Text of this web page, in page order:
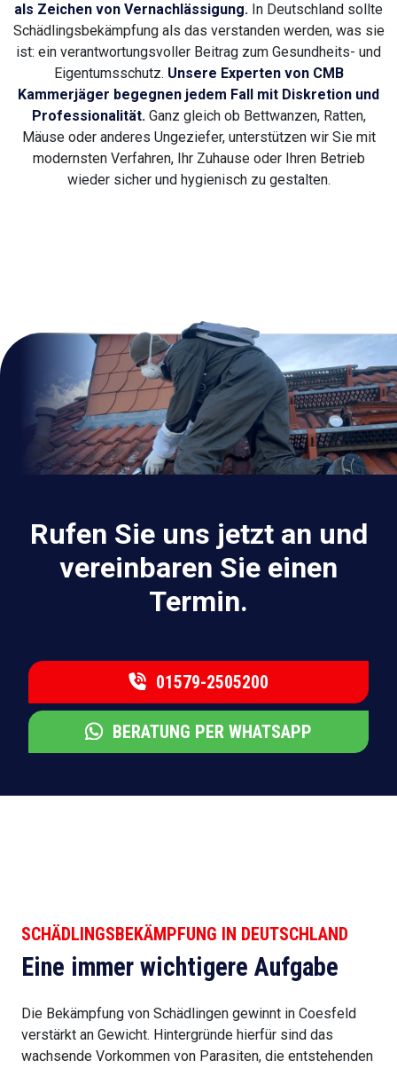
als Zeichen von Vernachlässigung. In Deutschland sollte
Schädlingsbekämpfung als das verstanden werden, was sie
ist: ein verantwortungsvoller Beitrag zum Gesundheits- und
Eigentumsschutz. Unsere Experten von CMB
Kammerjäger begegnen jedem Fall mit Diskretion und
Professionalität.Ganz gleich ob Bettwanzen, Ratten,
Mäuse oder anderes Ungeziefer, unterstützen wir Sie mit
modernsten Verfahren, Ihr Zuhause oder Ihren Betrieb
wieder sicher und hygienisch zu gestalten.
Rufen Sie uns jetzt an und
vereinbaren Sie einen
Termin.
01579-2505200
BERATUNG PER WHATSAPP
SCHÄDLINGSBEKÄMPFUNG IN DEUTSCHLAND
Eine immer wichtigere Aufgabe
Die Bekämpfung von Schädlingen gewinnt in Coesfeld
verstärkt an Gewicht. Hintergründe hierfür sind das
wachsende Vorkommen von Parasiten, die entstehenden